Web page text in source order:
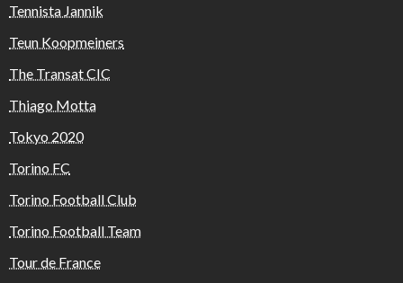
Tennista Jannik
Teun Koopmeiners
The Transat CIC
Thiago Motta
Tokyo 2020
Torino FC
Torino Football Club
Torino Football Team
Tour de France